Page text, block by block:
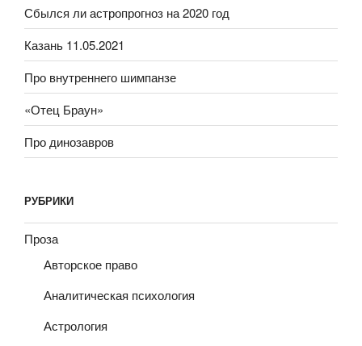
Сбылся ли астропрогноз на 2020 год
Казань 11.05.2021
Про внутреннего шимпанзе
«Отец Браун»
Про динозавров
РУБРИКИ
Проза
Авторское право
Аналитическая психология
Астрология